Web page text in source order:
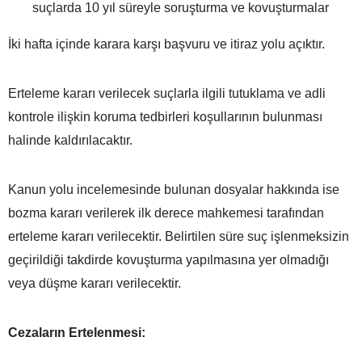
suçlarda 10 yıl süreyle soruşturma ve kovuşturmalar
İki hafta içinde karara karşı başvuru ve itiraz yolu açıktır.
Erteleme kararı verilecek suçlarla ilgili tutuklama ve adli
kontrole ilişkin koruma tedbirleri koşullarının bulunması
halinde kaldırılacaktır.
Kanun yolu incelemesinde bulunan dosyalar hakkında ise
bozma kararı verilerek ilk derece mahkemesi tarafından
erteleme kararı verilecektir. Belirtilen süre suç işlenmeksizin
geçirildiği takdirde kovuşturma yapılmasına yer olmadığı
veya düşme kararı verilecektir.
Cezaların Ertelenmesi: